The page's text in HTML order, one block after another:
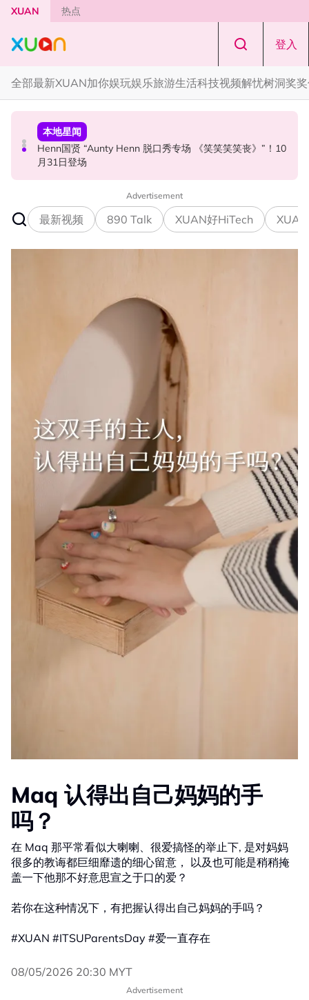
Skip to main content
XUAN 热点
登入
全部最新XUAN加你娱玩娱乐旅游生活科技视频解忧树洞奖
中港台新
范玮琪大马开唱！一家四口来马 黑人公开寻美食介绍“可以
推荐一下吗？”
本地星闻
Henn国贤 “Aunty Henn 脱口秀专场 《笑笑笑笑丧》”！10
月31日登场
中港台新
63岁关之琳被曝新男友小她36岁！亲自发文回应 “奶孙恋”
Advertisement
最新视频 890 Talk XUAN好HiTech
Maq 认得出自己妈妈的手
吗？
在 Maq 那平常看似大喇喇、很爱搞怪的举止下, 是对妈妈
很多的教诲都巨细靡遗的细心留意， 以及也可能是稍稍掩
盖一下他那不好意思宣之于口的爱？
若你在这种情况下，有把握认得出自己妈妈的手吗？
#XUAN #ITSUParentsDay #爱一直存在
08/05/2026 20:30 MYT
Advertisement